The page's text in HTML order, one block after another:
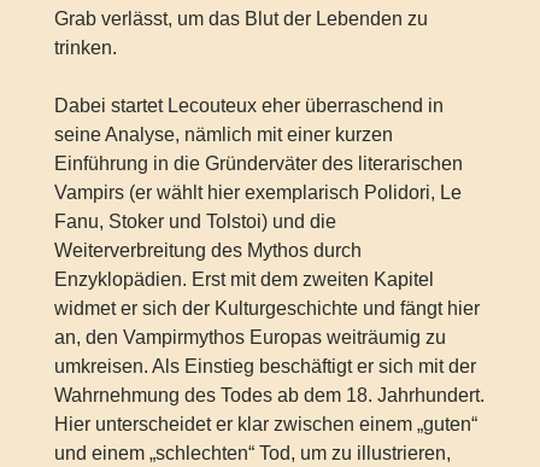
Grab verlässt, um das Blut der Lebenden zu
trinken.
Dabei startet Lecouteux eher überraschend in
seine Analyse, nämlich mit einer kurzen
Einführung in die Gründerväter des literarischen
Vampirs (er wählt hier exemplarisch Polidori, Le
Fanu, Stoker und Tolstoi) und die
Weiterverbreitung des Mythos durch
Enzyklopädien. Erst mit dem zweiten Kapitel
widmet er sich der Kulturgeschichte und fängt hier
an, den Vampirmythos Europas weiträumig zu
umkreisen. Als Einstieg beschäftigt er sich mit der
Wahrnehmung des Todes ab dem 18. Jahrhundert.
Hier unterscheidet er klar zwischen einem „guten“
und einem „schlechten“ Tod, um zu illustrieren,